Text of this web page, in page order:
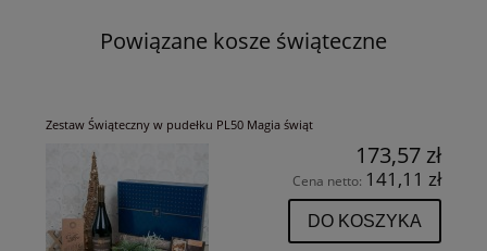
Powiązane kosze świąteczne
Zestaw Świąteczny w pudełku PL50 Magia świąt
173,57 zł
Cena netto: 141,11 zł
DO KOSZYKA